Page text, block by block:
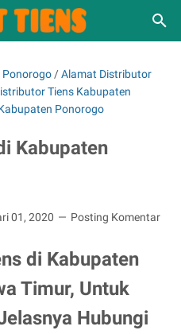
Ponorogo /Alamat Distributor
Tiens Kabupaten
Ponorogo
Kabupaten
01, 2020 Posting Komentar
di Kabupaten
Timur, Untuk
Hubungi